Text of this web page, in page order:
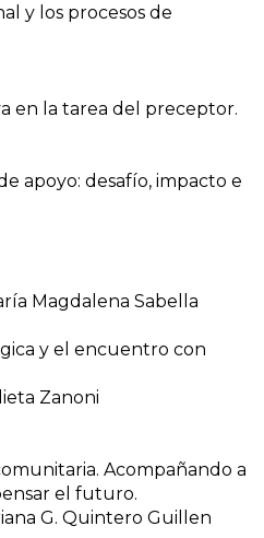
y los procesos de
en la tarea del preceptor.
apoyo: desafío, impacto e
Magdalena Sabella
y el encuentro con
Zanoni
Acompañando a
el futuro.
G. Quintero Guillen